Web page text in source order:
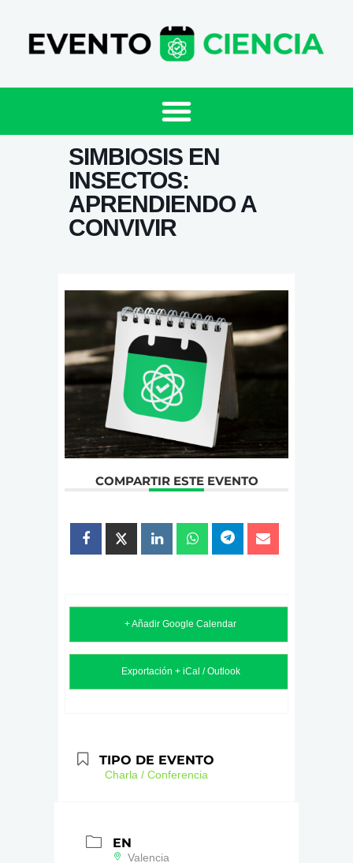
SIMBIOSIS EN
INSECTOS:
APRENDIENDO A
CONVIVIR
COMPARTIR ESTE EVENTO
+ Añadir Google Calendar
Exportación + iCal / Outlook
TIPO DE EVENTO
Charla / Conferencia
EN
Valencia